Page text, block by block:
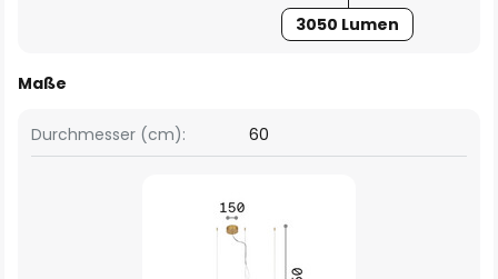
3050 Lumen
Maße
Durchmesser (cm): 60